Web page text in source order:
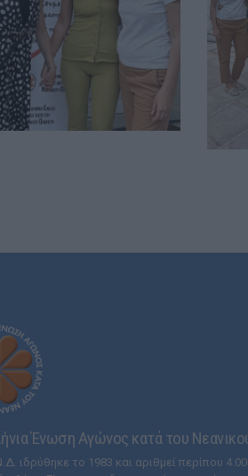
Ένωση Αγώνος κατά του
ιδρύθηκε το 1983 και αριθμεί περίπου